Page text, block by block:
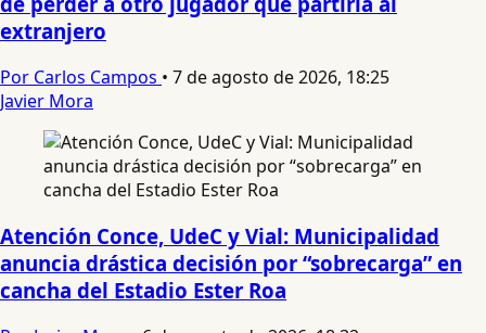
extranjero
Por Carlos Campos • 7 de agosto de 2026, 18:25
Javier Mora
Atención Conce, UdeC y Vial: Municipalidad
anuncia drástica decisión por “sobrecarga” en
cancha del Estadio Ester Roa